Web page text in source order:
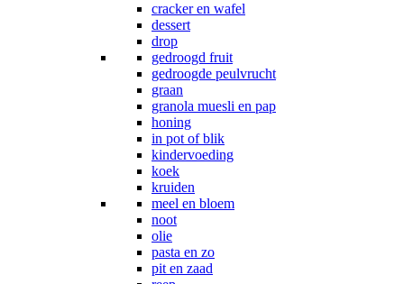
cracker en wafel
dessert
drop
gedroogd fruit
gedroogde peulvrucht
graan
granola muesli en pap
honing
in pot of blik
kindervoeding
koek
kruiden
meel en bloem
noot
olie
pasta en zo
pit en zaad